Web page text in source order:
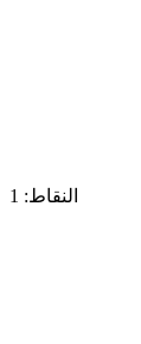
النقاط: 1